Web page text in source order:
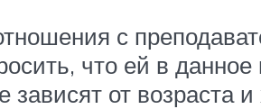
с
что ей в
от возраста